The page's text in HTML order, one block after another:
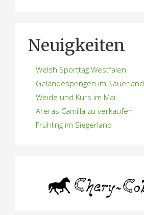
Neuigkeiten
Welsh Sporttag Westfalen
Geländespringen im Sauerland
Weide und Kurs im Mai
Areras Camilla zu verkaufen
Frühling im Siegerland